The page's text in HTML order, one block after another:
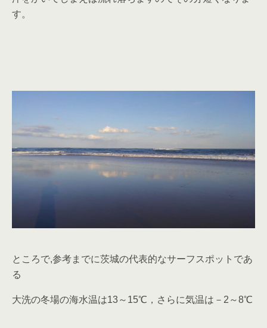
す。
ところで,参考までに茨城の代表的なサーフスポットであ
る
大洗の冬場の海水温は13～15℃，さらに気温は－2～8℃